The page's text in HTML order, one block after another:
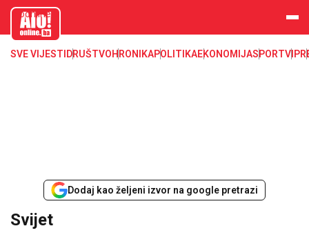
aloonline.b
SVE VIJESTI DRUŠTVOHRONIKAPOLITIKAEKONOMIJASPORTVIP
Dodaj kao željeni izvor na google pretrazi
Svijet